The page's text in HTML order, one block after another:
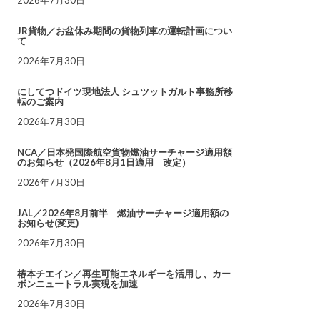
JR貨物／お盆休み期間の貨物列車の運転計画につい
て
2026年7月30日
にしてつドイツ現地法人 シュツットガルト事務所移
転のご案内
2026年7月30日
NCA／日本発国際航空貨物燃油サーチャージ適用額
のお知らせ（2026年8月1日適用 改定）
2026年7月30日
JAL／2026年8月前半 燃油サーチャージ適用額の
お知らせ(変更)
2026年7月30日
椿本チエイン／再生可能エネルギーを活用し、カー
ボンニュートラル実現を加速
2026年7月30日